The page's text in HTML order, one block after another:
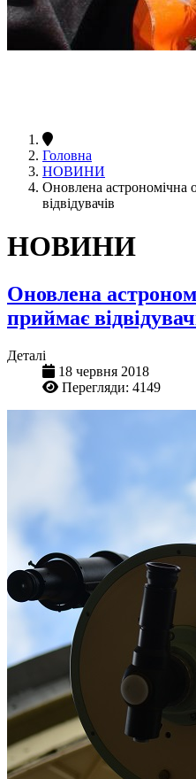
Головна
НОВИНИ
Оновлена астрономічна
відвідувачів
НОВИНИ
Оновлена
приймає
Деталі
18 червня 2018
Перегляди: 4149